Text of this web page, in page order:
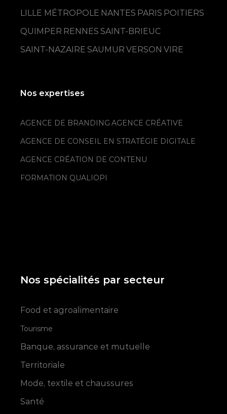
Nos spécialités par secteur
Food et agroalimentaire
Tourisme
Banque, assurance et mutuelle
Territoriale
Mode, textile et chaussures
Santé
LILLE MÉTROPOLE NANTES PARIS POITIERS
QUIMPER RENNES SAINT-BRIEUC
SAINT-NAZAIRE SAUMUR VERSON VIRE
Nos expertises
AGENCE DE BRANDING AGENCE CRÉATIVE
AGENCE DE CONSEIL EN STRATÉGIE DIGITALE
AGENCE CRÉATION DE CONTENU
FORMATION QUALIOPI